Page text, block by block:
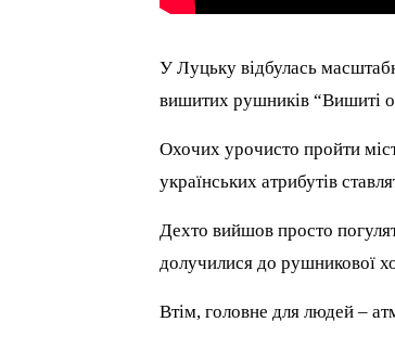
У Луцьку відбулась
вишитих рушників “Вишиті
Охочих урочисто пройти
українських атрибутів
Дехто вийшов просто
долучилися до рушникової
Втім, головне для людей –